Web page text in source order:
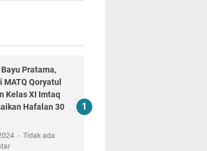
Bayu Pratama,
MATQ Qoryatul
Kelas XI Imtaq
Hafalan 30
Tidak ada